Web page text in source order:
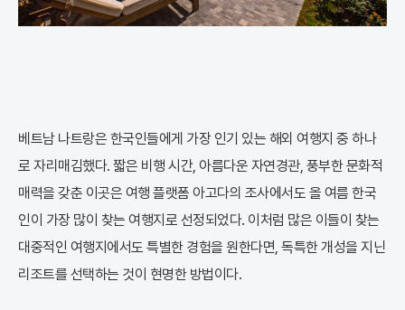
베트남 나트랑은 한국인들에게 가장 인기 있는 해외 여행지 중 하나
로 자리매김했다. 짧은 비행 시간, 아름다운 자연경관, 풍부한 문화적
매력을 갖춘 이곳은 여행 플랫폼 아고다의 조사에서도 올 여름 한국
인이 가장 많이 찾는 여행지로 선정되었다. 이처럼 많은 이들이 찾는
대중적인 여행지에서도 특별한 경험을 원한다면, 독특한 개성을 지닌
리조트를 선택하는 것이 현명한 방법이다.